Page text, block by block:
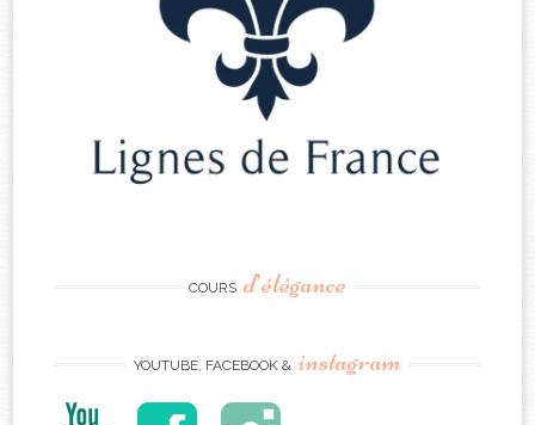
COURS d’élégance
YOUTUBE, FACEBOOK & instagram